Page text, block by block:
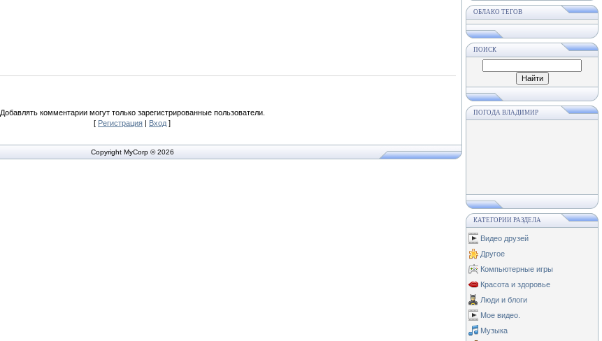
Добавлять комментарии могут только зарегистрированные пользователи.
[ Регистрация | Вход ]
Copyright MyCorp © 2026
ОБЛАКО ТЕГОВ
ПОИСК
ПОГОДА ВЛАДИМИР
КАТЕГОРИИ РАЗДЕЛА
Видео друзей
Другое
Компьютерные игры
Красота и здоровье
Люди и блоги
Мое видео.
Музыка